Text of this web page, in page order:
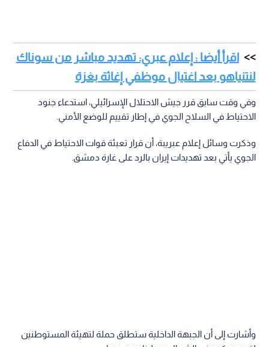
اقرأ أيضا : إعلام عبري: تهديد مباشر من سوناك
لنتنياهو بعد اغتيال موظفي إغاثة بغزة
وفي وقت سابق قرر جيش الاحتلال الإسرائيلي، استدعاء جنود
الاحتياط في السلاح الجوي في إطار تقييم للوضع الأمني.
وذكرت وسائل إعلام عبريبة، أن قرار تعبئة قوات الاحتياط في الدفاع
الجوي يأتي بعد تهديدات إيران بالرد على غارة دمشق.
وأشارت إلى أن الجبهة الداخلية ستطلق حملة لتهيئة المستوطنين